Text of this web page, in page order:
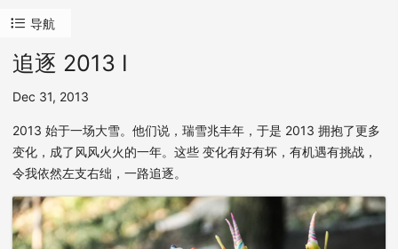
追逐 2013 I
Dec 31, 2013
2013 始于一场大雪。他们说，瑞雪兆丰年，于是 2013 拥抱了更多
变化，成了风风火火的一年。这些 变化有好有坏，有机遇有挑战，
令我依然左支右绌，一路追逐。
导航